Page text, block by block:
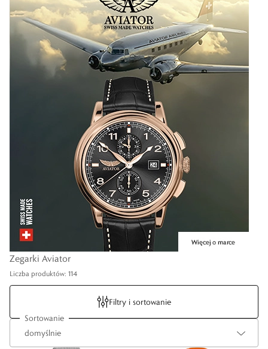
Zegarki Aviator
Liczba produktów: 114
Filtry i sortowanie
Sortowanie